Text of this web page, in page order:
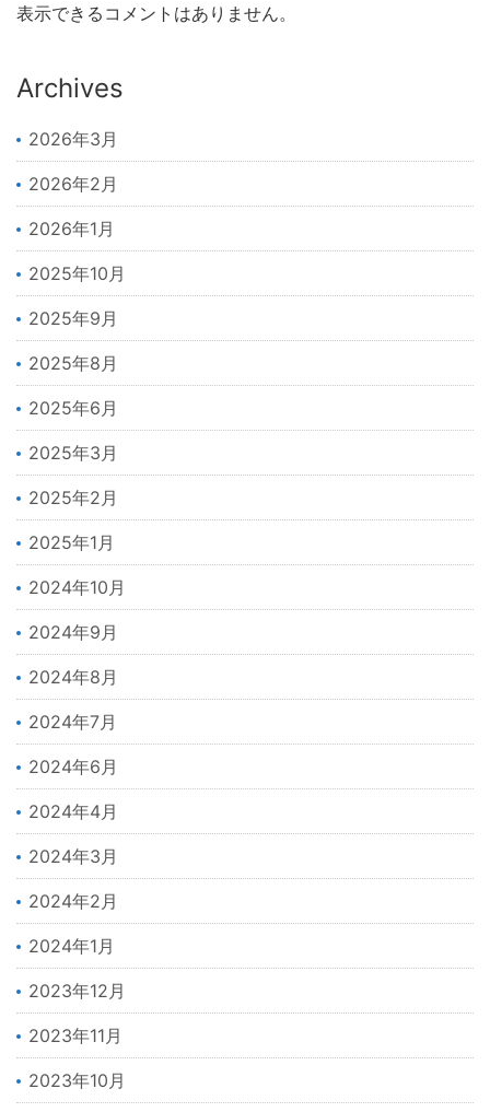
表示できるコメントはありません。
Archives
2026年3月
2026年2月
2026年1月
2025年10月
2025年9月
2025年8月
2025年6月
2025年3月
2025年2月
2025年1月
2024年10月
2024年9月
2024年8月
2024年7月
2024年6月
2024年4月
2024年3月
2024年2月
2024年1月
2023年12月
2023年11月
2023年10月